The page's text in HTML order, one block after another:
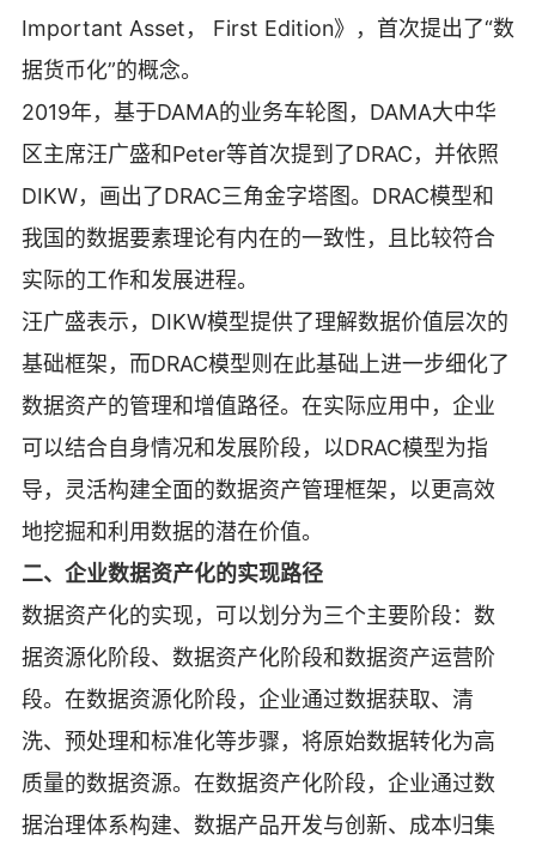
Important Asset， First Edition》，首次提出了“数
据货币化”的概念。
2019年，基于DAMA的业务车轮图，DAMA大中华
区主席汪广盛和Peter等首次提到了DRAC，并依照
DIKW，画出了DRAC三角金字塔图。DRAC模型和
我国的数据要素理论有内在的一致性，且比较符合
实际的工作和发展进程。
汪广盛表示，DIKW模型提供了理解数据价值层次的
基础框架，而DRAC模型则在此基础上进一步细化了
数据资产的管理和增值路径。在实际应用中，企业
可以结合自身情况和发展阶段，以DRAC模型为指
导，灵活构建全面的数据资产管理框架，以更高效
地挖掘和利用数据的潜在价值。
二、企业数据资产化的实现路径
数据资产化的实现，可以划分为三个主要阶段：数
据资源化阶段、数据资产化阶段和数据资产运营阶
段。在数据资源化阶段，企业通过数据获取、清
洗、预处理和标准化等步骤，将原始数据转化为高
质量的数据资源。在数据资产化阶段，企业通过数
据治理体系构建、数据产品开发与创新、成本归集